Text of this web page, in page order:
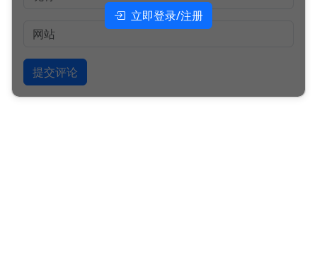
立即登录/注册
提交评论